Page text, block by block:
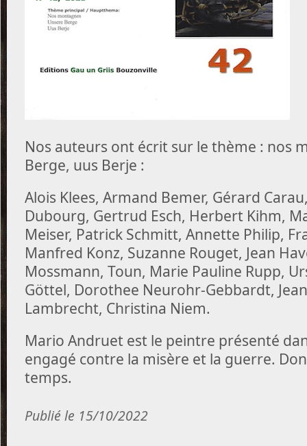
Nos auteurs ont écrit sur le thème : nos
Berge, uus Berje :
Alois Klees, Armand Bemer, Gérard
Dubourg, Gertrud Esch, Herbert Kihm,
Meiser, Patrick Schmitt, Annette Philip,
Manfred Konz, Suzanne Rouget, Jean
Mossmann, Toun, Marie Pauline Rupp,
Göttel, Dorothee Neurohr-Gebbardt,
Lambrecht, Christina Niem.
Mario Andruet est le peintre présenté
engagé contre la misère et la guerre.
temps.
Publié le 15/10/2022